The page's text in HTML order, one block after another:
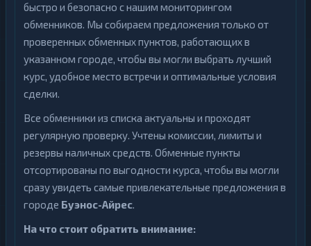
быстро и безопасно с нашим мониторингом
обменников. Мы собираем предложения только от
проверенных обменных пунктов, работающих в
указанном городе, чтобы вы могли выбрать лучший
курс, удобное место встречи и оптимальные условия
сделки.
Все обменники из списка актуальны и проходят
регулярную проверку. Учтены комиссии, лимиты и
резервы наличных средств. Обменные пункты
отсортированы по выгодности курса, чтобы вы могли
сразу увидеть самые привлекательные предложения в
городе Буэнос-Айрес.
На что стоит обратить внимание: